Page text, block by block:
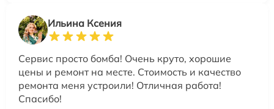
Ильина Ксения
Сервис просто бомба! Очень круто, хорошие
цены и ремонт на месте. Стоимость и качество
ремонта меня устроили! Отличная работа!
Спасибо!